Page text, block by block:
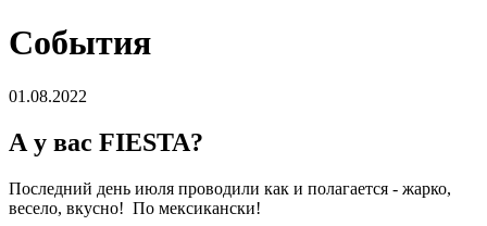
События
01.08.2022
А у вас FIESTA?
Последний день июля проводили как и полагается - жарко,
весело, вкусно! По мексикански!